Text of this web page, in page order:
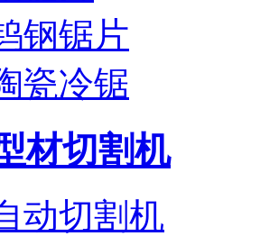
钢锯片
瓷冷锯
材切割机
动切割机